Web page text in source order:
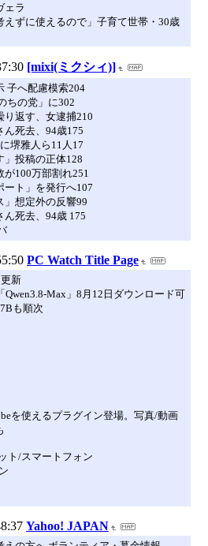
ェラ
えずに使えるので」子育て世帯・30歳
[mixi(ミクシィ)]
子へ配慮模索204
ちの党」に302
り返す、女逮捕210
ん死去、94歳175
堺雅人ら11人17
」投稿の正体128
100万部割れ251
ート」を発行へ107
」想定外の反響99
ん死去、94歳 175
PC Watch Title Page
新
Qwen3.8-Max」8月12日ダウンロード可
も順次
を使えるプラグイン登場。写真/動画
ト/スマートフォン
Yahoo! JAPAN